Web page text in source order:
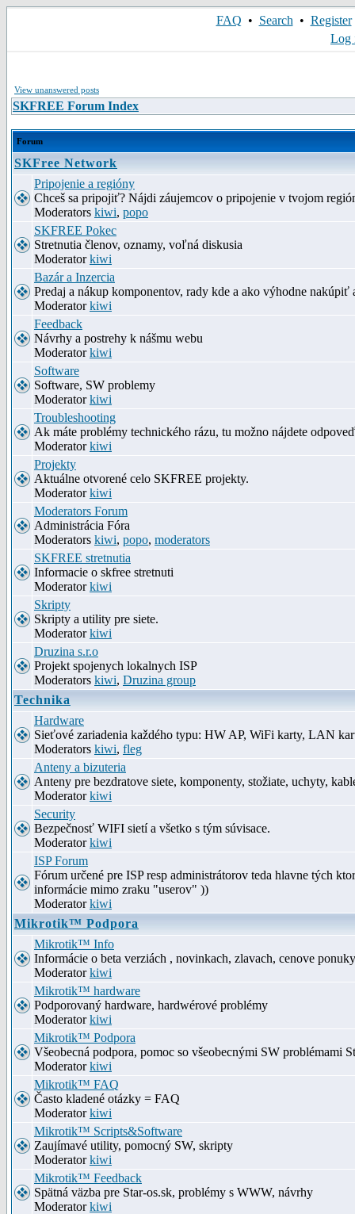
FAQ • Search • Register
Log
View unanswered posts
SKFREE Forum Index
Forum
SKFree Network
Pripojenie a regióny
Chceš sa pripojiť? Nájdi záujemcov o pripojenie v tvojom
Moderators kiwi, popo
SKFREE Pokec
Stretnutia členov, oznamy, voľná diskusia
Moderatorkiwi
Bazár a Inzercia
Predaj a nákup komponentov, rady kde a ako výhodne nakúpiť
Moderatorkiwi
Feedback
Návrhy a postrehy k nášmu webu
Moderatorkiwi
Software
Software, SW problemy
Moderatorkiwi
Troubleshooting
Ak máte problémy technického rázu, tu možno nájdete odpoveď
Moderatorkiwi
Projekty
Aktuálne otvorené celo SKFREE projekty.
Moderatorkiwi
Moderators Forum
Administrácia Fóra
Moderators kiwi, popo, moderators
SKFREE stretnutia
Informacie o skfree stretnuti
Moderatorkiwi
Skripty
Skripty a utility pre siete.
Moderatorkiwi
Druzina s.r.o
Projekt spojenych lokalnych ISP
Moderators kiwi, Druzina group
Technika
Hardware
Sieťové zariadenia každého typu: HW AP, WiFi karty, LAN
Moderators kiwi, fleg
Anteny a bizuteria
Anteny pre bezdratove siete, komponenty, stožiate, uchyty,
Moderatorkiwi
Security
Bezpečnosť WIFI sietí a všetko s tým súvisace.
Moderatorkiwi
ISP Forum
Fórum určené pre ISP resp administrátorov teda hlavne tých
informácie mimo zraku "userov" ))
Moderatorkiwi
Mikrotik™ Podpora
Mikrotik™ Info
Informácie o beta verziách , novinkach, zlavach, cenove ponuky
Moderatorkiwi
Mikrotik™ hardware
Podporovaný hardware, hardwérové problémy
Moderatorkiwi
Mikrotik™ Podpora
Všeobecná podpora, pomoc so všeobecnými SW problémami
Moderatorkiwi
Mikrotik™ FAQ
Často kladené otázky = FAQ
Moderatorkiwi
Mikrotik™ Scripts&Software
Zaujímavé utility, pomocný SW, skripty
Moderatorkiwi
Mikrotik™ Feedback
Spätná väzba pre Star-os.sk, problémy s WWW, návrhy
Moderatorkiwi